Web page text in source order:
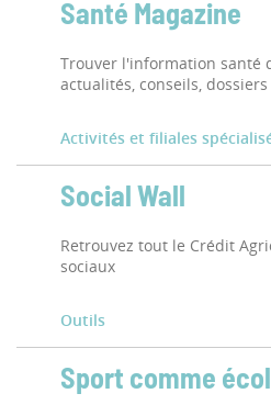
Santé Magazine
Trouver l'information santé
actualités, conseils, dossiers
Activités et filiales
Social Wall
Retrouvez tout le Crédit
sociaux
Outils
Sport comme